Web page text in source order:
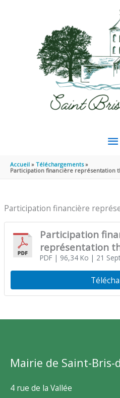
Accueil
Téléchargements
Participation financière représentation
Participation financière
Participation
représentation
PDF| 96,34 Ko | 21
Mairie de Saint-Bris-
4 rue de la Vallée